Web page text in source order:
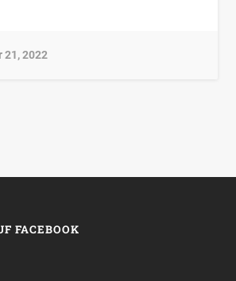
21, 2022
FACEBOOK